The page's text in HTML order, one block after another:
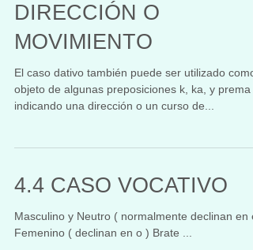
DIRECCIÓN O
MOVIMIENTO
El caso dativo también puede ser utilizado como
objeto de algunas preposiciones k, ka, y prema
indicando una dirección o un curso de...
4.4 CASO VOCATIVO
Masculino y Neutro ( normalmente declinan en